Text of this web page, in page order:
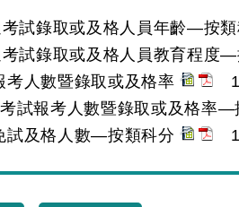
試錄取或及格人員年齡—按
試錄取或及格人員教育程度
人數暨錄取或及格率
試報考人數暨錄取或及格率—
試及格人數—按類科分